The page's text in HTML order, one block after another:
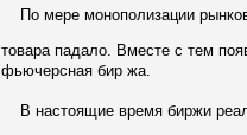
По мере монополизации
товара падало. Вместе с тем
фьючерсная бир жа.
В настоящие время биржи